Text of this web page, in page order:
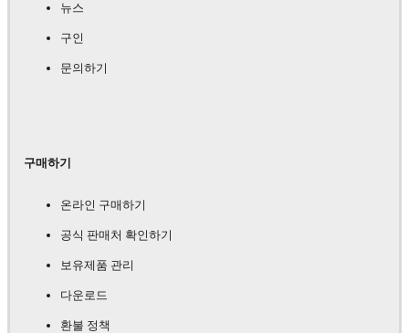
뉴스
구인
문의하기
구매하기
온라인 구매하기
공식 판매처 확인하기
보유제품 관리
다운로드
환불 정책